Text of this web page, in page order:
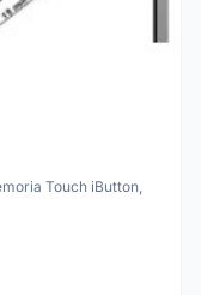
Touch iButton,